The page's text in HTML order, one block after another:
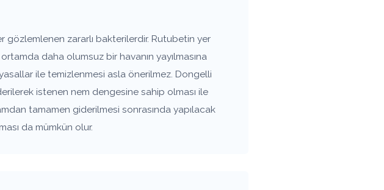
zararlı bakterilerdir. Rutubetin yer
daha olumsuz bir havanın yayılmasına
ile temizlenmesi asla önerilmez. Dongelli
istenen nem dengesine sahip olması ile
tamamen giderilmesi sonrasında yapılacak
da mümkün olur.